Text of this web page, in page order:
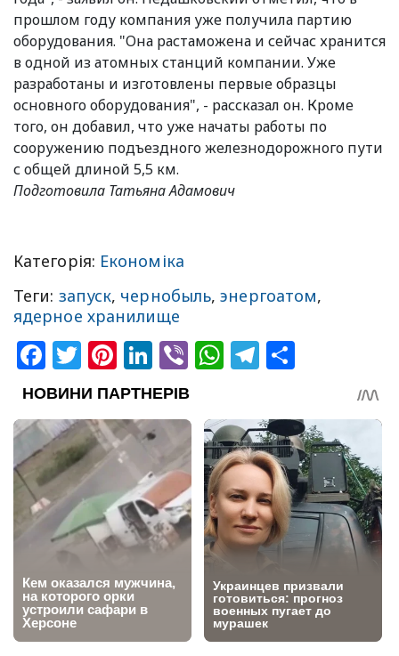
прошлом году компания уже получила партию
оборудования. "Она растаможена и сейчас хранится
в одной из атомных станций компании. Уже
разработаны и изготовлены первые образцы
основного оборудования", - рассказал он. Кроме
того, он добавил, что уже начаты работы по
сооружению подъездного железнодорожного пути
с общей длиной 5,5 км.
Подготовила Татьяна Адамович
Категорія: Економіка
Теги: запуск, чернобыль,энергоатом,
ядерное хранилище
Facebook
Twitter
Pinterest
LinkedIn
ViberWhatsApp
Telegram